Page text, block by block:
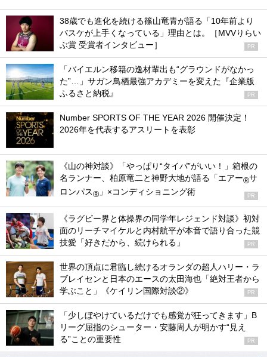
38歳でも進化を続ける篠山竜青が語る「10年前より
バスケが上手くなっている」理由とは。［MVVりらい
ぶ賞 受賞者インタビュー］
PR
「バイエルン移籍の逸材輩出も“グラウンドがなかっ
た”…」サガン鳥栖最強アカデミーを変えた『企業版
ふるさと納税』
PR
Number SPORTS OF THE YEAR 2026 開催決定！
2026年を代表するアスリートを表彰
《山の神対談》「やっぱり“タイパ”がいい！」箱根の
名ランナー、柏原竜二と神野大地が語る「エアー®サ
ロンパス® 」×コンディショニング術 PR
《ラグビー界と体操界の同学年レジェンド対談》初対
面のリーチマイケルと内村航平が本音で語り合った競
技愛「好きだから、続けられる」
PR
世界の頂点に君臨し続けるオランダの超人ハリー・ラ
ブレイセンと日本のエースの太田海也「絶対王者から
学ぶこと」《ケイリン国際対談②》
PR
「少しぼやけているだけでも感覚が狂ってきます」B
リーグ屈指のシューター・安藤周人が明かす“見え
る”ことの重要性
PR